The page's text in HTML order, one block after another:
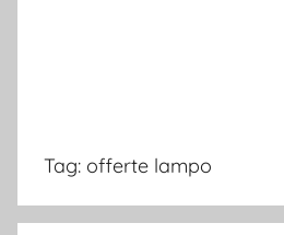
Tag: offerte lampo